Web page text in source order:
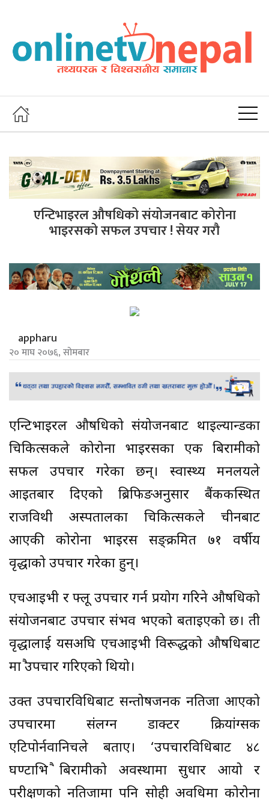
एन्टिभाइरल औषधिको संयोजनबाट कोरोना
भाइरसको सफल उपचार ! सेयर गरौ
appharu
२० माघ २०७६, सोमबार
एन्टिभाइरल औषधिको संयोजनबाट थाइल्यान्डका
चिकित्सकले कोरोना भाइरसका एक बिरामीको
सफल उपचार गरेका छन्। स्वास्थ्य मन्त्रालयले
आइतबार दिएको ब्रिफिङअनुसार बैंककस्थित
राजविथी अस्पतालका चिकित्सकले चीनबाट
आएकी कोरोना भाइरस सङ्क्रमित ७१ वर्षीय
वृद्धाको उपचार गरेका हुन्।
एचआइभी र फ्लू उपचार गर्न प्रयोग गरिने औषधिको
संयोजनबाट उपचार संभव भएको बताइएको छ। ती
वृद्धालाई यसअघि एचआइभी विरूद्धको औषधिबाट
मात्रै उपचार गरिएको थियो।
उक्त उपचारविधिबाट सन्तोषजनक नतिजा आएको
उपचारमा संलग्न डाक्टर क्रियांग्सक
एटिपोर्नवानिचले बताए। ‘उपचारविधिबाट ४८
घण्टाभित्रै बिरामीको अवस्थामा सुधार आयो र
परीक्षणको नतिजामा पनि सोही अवधिमा कोरोना